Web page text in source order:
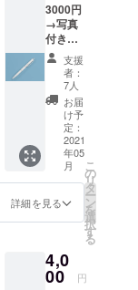
3000円
→写真
付きお
礼メッ
セージ
メール
を写真
付きと
オリジ
ナルペ
ンを送
ります
支援
者：
7人
お届
け予
定：
2021
年05
月
詳細を見る
こ
の
リ
タ
ー
ン
を
選
択
す
る
4,0
00 円